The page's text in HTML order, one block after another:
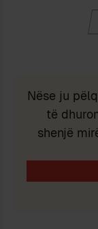
Nëse ju
të
shenjë